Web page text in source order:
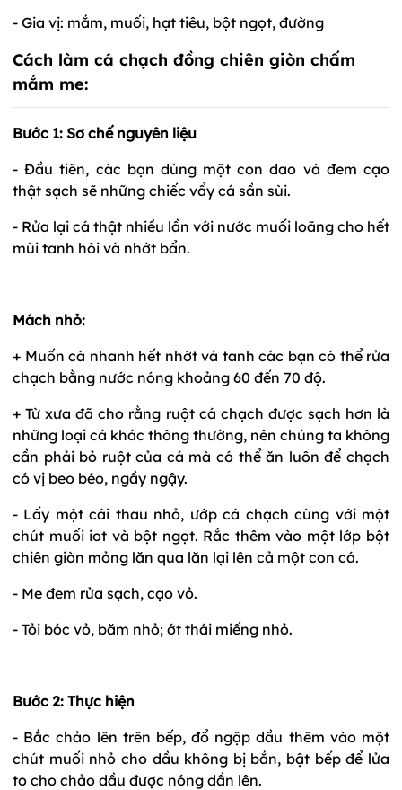
- Gia vị: mắm, muối, hạt tiêu, bột ngọt, đường
Cách làm cá chạch đồng chiên giòn chấm
mắm me:
Bước 1: Sơ chế nguyên liệu
- Đầu tiên, các bạn dùng một con dao và đem cạo
thật sạch sẽ những chiếc vẩy cá sần sùi.
- Rửa lại cá thật nhiều lần với nước muối loãng cho hết
mùi tanh hôi và nhớt bẩn.
Mách nhỏ:
+ Muốn cá nhanh hết nhớt và tanh các bạn có thể rửa
chạch bằng nước nóng khoảng 60 đến 70 độ.
+ Từ xưa đã cho rằng ruột cá chạch được sạch hơn là
những loại cá khác thông thường, nên chúng ta không
cần phải bỏ ruột của cá mà có thể ăn luôn để chạch
có vị beo béo, ngầy ngậy.
- Lấy một cái thau nhỏ, ướp cá chạch cùng với một
chút muối iot và bột ngọt. Rắc thêm vào một lớp bột
chiên giòn mỏng lăn qua lăn lại lên cả một con cá.
- Me đem rửa sạch, cạo vỏ.
- Tỏi bóc vỏ, băm nhỏ; ớt thái miếng nhỏ.
Bước 2: Thực hiện
- Bắc chảo lên trên bếp, đổ ngập dầu thêm vào một
chút muối nhỏ cho dầu không bị bắn, bật bếp để lửa
to cho chảo dầu được nóng dần lên.